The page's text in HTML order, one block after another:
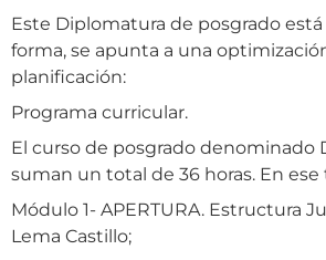
Este Diplomatura de posgrado
forma, se apunta a una
planificación:
Programa curricular.
El curso de posgrado denominado
suman un total de 36 horas. En
Módulo 1- APERTURA. Estructura
Lema Castillo;